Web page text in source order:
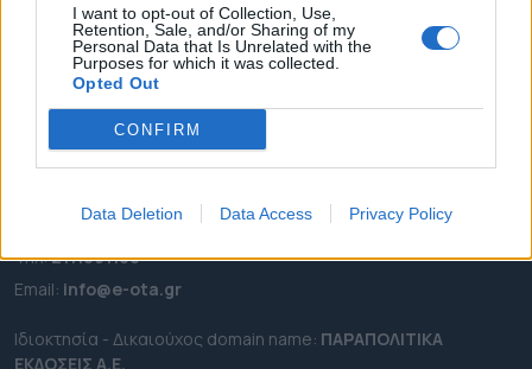
I want to opt-out of Collection, Use,
Retention, Sale, and/or Sharing of my
Personal Data that Is Unrelated with the
Purposes for which it was collected.
Opted Out
CONFIRM
Data Deletion Data Access Privacy Policy
ΣΥΝΕΝΤΕΥΞΕΙΣ
ΑΠΟΨΕΙΣ
ΠΡΟΣΛΗΨΕΙΣ
e-ota.gr | Ταυτότητα
Λεωφόρος Ανδρέα Συγγρού 188, 17671,
Καλλιθέα Αττικής
Τηλ:2111091100
Εmail: info@e-ota.gr
Ιδιοκτησία - Δικαιούχος domain name: ΠΑΡΑΠΟΛΙΤΙΚΑ
ΕΚΔΟΣΕΙΣ A.E.